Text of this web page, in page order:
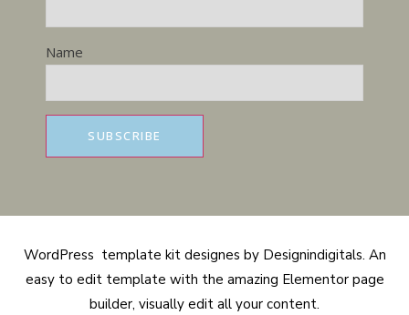
Name
WordPress template kit designes by Designindigitals. An
easy to edit template with the amazing Elementor page
builder, visually edit all your content.